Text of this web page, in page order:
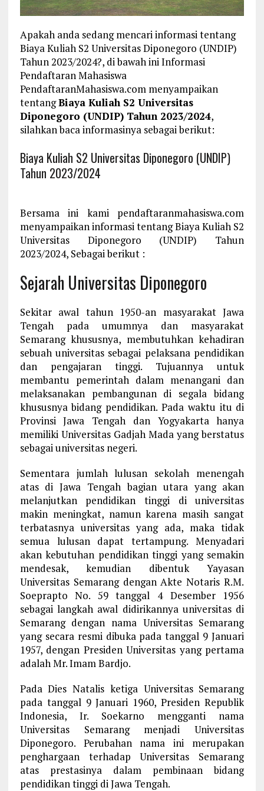
Apakah anda sedang mencari informasi tentang
Biaya Kuliah S2 Universitas Diponegoro (UNDIP)
Tahun 2023/2024?, di bawah ini Informasi
Pendaftaran Mahasiswa
PendaftaranMahasiswa.com menyampaikan
tentangBiaya Kuliah S2 Universitas
Diponegoro (UNDIP) Tahun 2023/2024,
silahkan baca informasinya sebagai berikut:
Biaya Kuliah S2 Universitas Diponegoro (UNDIP)
Tahun 2023/2024
Bersama ini kami pendaftaranmahasiswa.com
menyampaikan informasi tentang Biaya Kuliah S2
Universitas Diponegoro (UNDIP) Tahun
2023/2024, Sebagai berikut :
Sejarah Universitas Diponegoro
Sekitar awal tahun 1950-an masyarakat Jawa
Tengah pada umumnya dan masyarakat
Semarang khususnya, membutuhkan kehadiran
sebuah universitas sebagai pelaksana pendidikan
dan pengajaran tinggi. Tujuannya untuk
membantu pemerintah dalam menangani dan
melaksanakan pembangunan di segala bidang
khususnya bidang pendidikan. Pada waktu itu di
Provinsi Jawa Tengah dan Yogyakarta hanya
memiliki Universitas Gadjah Mada yang berstatus
sebagai universitas negeri.
Sementara jumlah lulusan sekolah menengah
atas di Jawa Tengah bagian utara yang akan
melanjutkan pendidikan tinggi di universitas
makin meningkat, namun karena masih sangat
terbatasnya universitas yang ada, maka tidak
semua lulusan dapat tertampung. Menyadari
akan kebutuhan pendidikan tinggi yang semakin
mendesak, kemudian dibentuk Yayasan
Universitas Semarang dengan Akte Notaris R.M.
Soeprapto No. 59 tanggal 4 Desember 1956
sebagai langkah awal didirikannya universitas di
Semarang dengan nama Universitas Semarang
yang secara resmi dibuka pada tanggal 9 Januari
1957, dengan Presiden Universitas yang pertama
adalah Mr. Imam Bardjo.
Pada Dies Natalis ketiga Universitas Semarang
pada tanggal 9 Januari 1960, Presiden Republik
Indonesia, Ir. Soekarno mengganti nama
Universitas Semarang menjadi Universitas
Diponegoro. Perubahan nama ini merupakan
penghargaan terhadap Universitas Semarang
atas prestasinya dalam pembinaan bidang
pendidikan tinggi di Jawa Tengah.